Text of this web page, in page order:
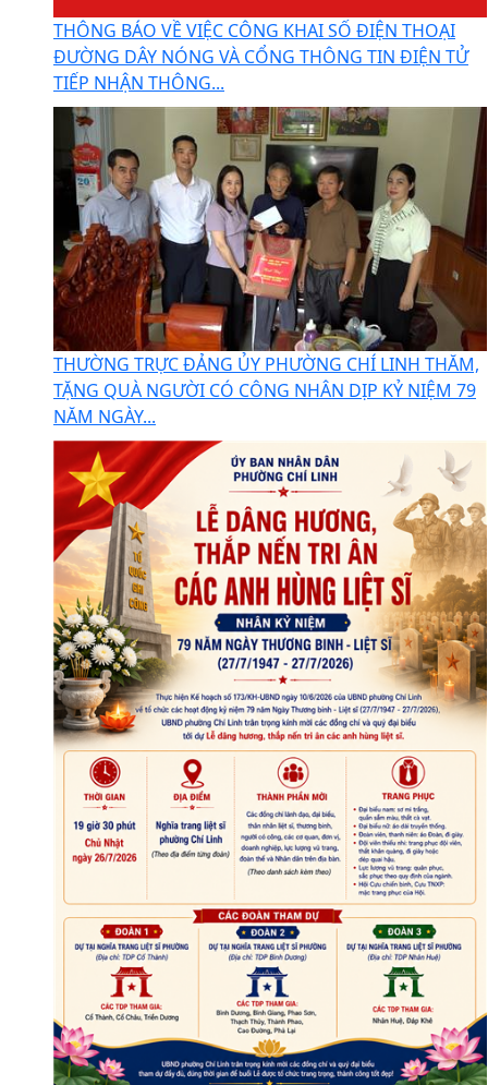
THÔNG BÁO VỀ VIỆC CÔNG KHAI SỐ ĐIỆN THOẠI
ĐƯỜNG DÂY NÓNG VÀ CỔNG THÔNG TIN ĐIỆN TỬ
TIẾP NHẬN THÔNG...
THƯỜNG TRỰC ĐẢNG ỦY PHƯỜNG CHÍ LINH THĂM,
TẶNG QUÀ NGƯỜI CÓ CÔNG NHÂN DỊP KỶ NIỆM 79
NĂM NGÀY...